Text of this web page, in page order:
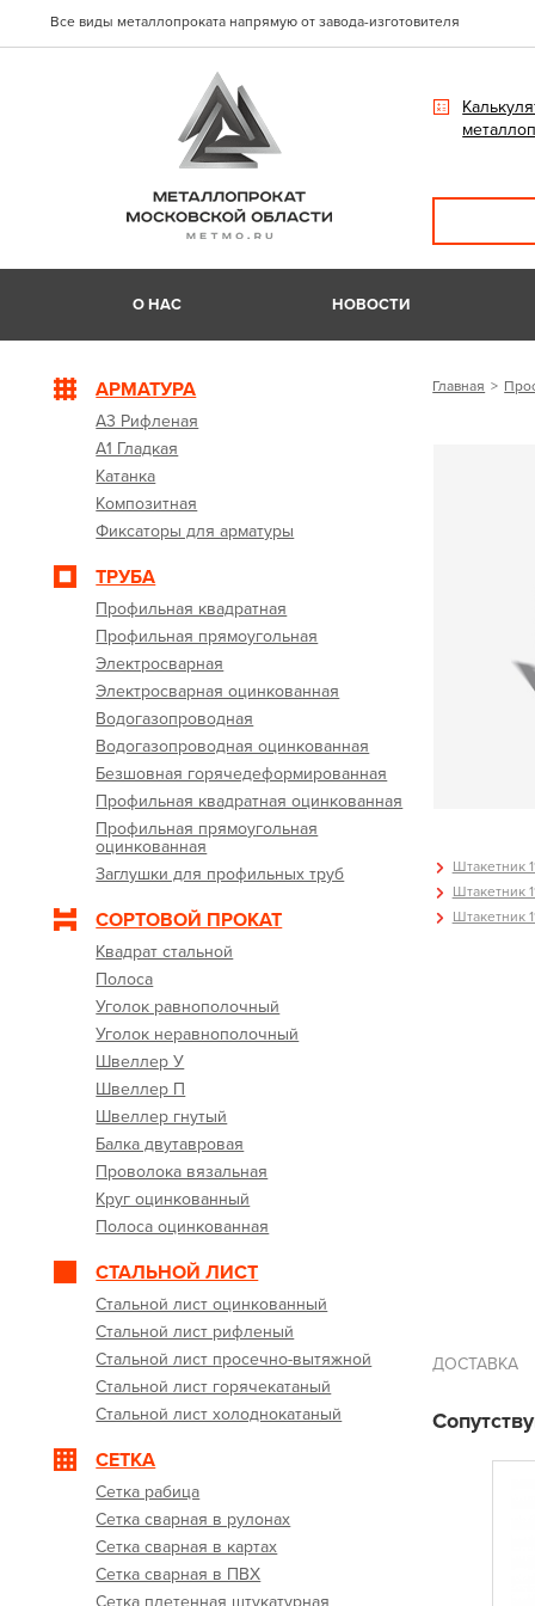
Все виды металлопроката напрямую от завода-изготовителя
О НАС НОВОСТИ
АРМАТУРА
А3 Рифленая
А1 Гладкая
Катанка
Композитная
Фиксаторы для арматуры
ТРУБА
Профильная квадратная
Профильная прямоугольная
Электросварная
Электросварная оцинкованная
Водогазопроводная
Водогазопроводная оцинкованная
Безшовная горячедеформированная
Профильная квадратная оцинкованная
Профильная прямоугольная
оцинкованная
Заглушки для профильных труб
СОРТОВОЙ ПРОКАТ
Квадрат стальной
Полоса
Уголок равнополочный
Уголок неравнополочный
Швеллер У
Швеллер П
Швеллер гнутый
Балка двутавровая
Проволока вязальная
Круг оцинкованный
Полоса оцинкованная
СТАЛЬНОЙ ЛИСТ
Стальной лист оцинкованный
Стальной лист рифленый
Стальной лист просечно-вытяжной
Стальной лист горячекатаный
Стальной лист холоднокатаный
СЕТКА
Сетка рабица
Сетка сварная в рулонах
Сетка сварная в картах
Сетка сварная в ПВХ
Сетка плетенная штукатурная
Главная
Штакетник
Штакетник
Штакетник
ДОСТАВКА